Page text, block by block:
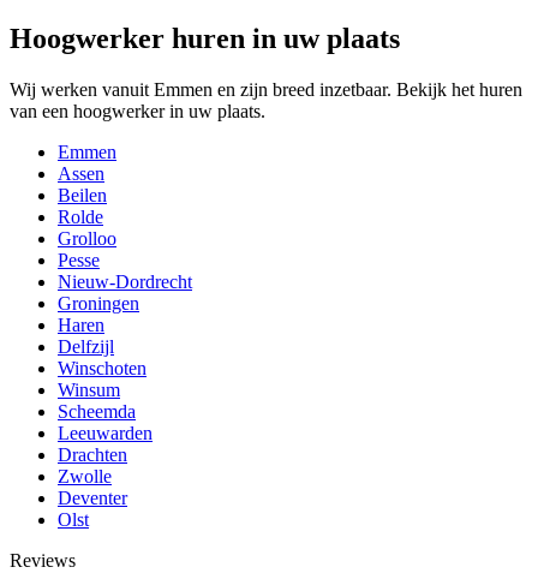
Hoogwerker huren in uw plaats
Wij werken vanuit Emmen en zijn breed inzetbaar. Bekijk het huren
van een hoogwerker in uw plaats.
Emmen
Assen
Beilen
Rolde
Grolloo
Pesse
Nieuw-Dordrecht
Groningen
Haren
Delfzijl
Winschoten
Winsum
Scheemda
Leeuwarden
Drachten
Zwolle
Deventer
Olst
Reviews